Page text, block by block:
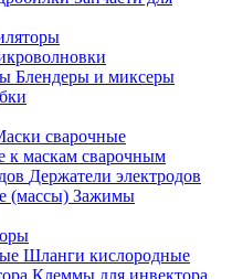
Блендеры и миксеры
сварочные
маскам сварочным
Держатели электродов
Зажимы
Шланги кислородные
Клеммы для инвектора